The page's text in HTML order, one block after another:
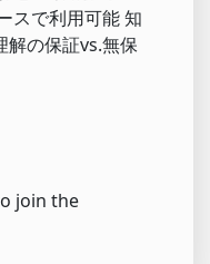
スで利用可能 知
解の保証vs.無保
join the